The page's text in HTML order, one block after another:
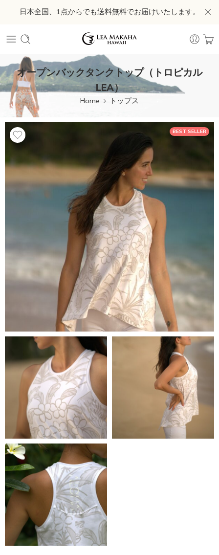
日本全国、1点からでも送料無料でお届けいたします。
オープンバックタンクトップ（トロピカル
LEA）
Home トップス
BEST SELLER